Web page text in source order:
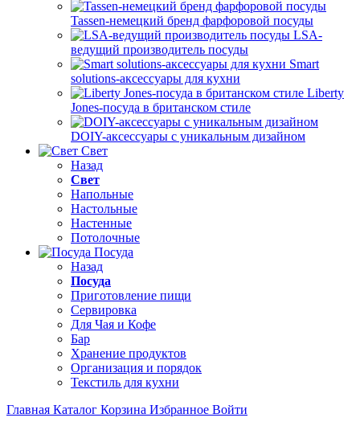
Tassen-немецкий бренд фарфоровой посуды
LSA-
ведущий производитель посуды
Smart
solutions-аксессуары для кухни
Liberty
Jones-посуда в британском стиле
DOIY-аксессуары с уникальным дизайном
Свет
Назад
Свет
Напольные
Настольные
Настенные
Потолочные
Посуда
Назад
Посуда
Приготовление пищи
Сервировка
Для Чая и Кофе
Бар
Хранение продуктов
Организация и порядок
Текстиль для кухни
Главная Каталог Корзина Избранное Войти